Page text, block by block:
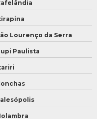
Lourenço da Serra
Paulista